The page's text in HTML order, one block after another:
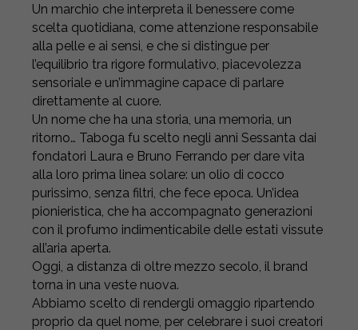
Un marchio che interpreta il benessere come
scelta quotidiana, come attenzione responsabile
alla pelle e ai sensi, e che si distingue per
l’equilibrio tra rigore formulativo, piacevolezza
sensoriale e un’immagine capace di parlare
direttamente al cuore.
Un nome che ha una storia, una memoria, un
ritorno… Taboga fu scelto negli anni Sessanta dai
fondatori Laura e Bruno Ferrando per dare vita
alla loro prima linea solare: un olio di cocco
purissimo, senza filtri, che fece epoca. Un’idea
pionieristica, che ha accompagnato generazioni
con il profumo indimenticabile delle estati vissute
all’aria aperta.
Oggi, a distanza di oltre mezzo secolo, il brand
torna in una veste nuova.
Abbiamo scelto di rendergli omaggio ripartendo
proprio da quel nome, per celebrare i suoi creatori